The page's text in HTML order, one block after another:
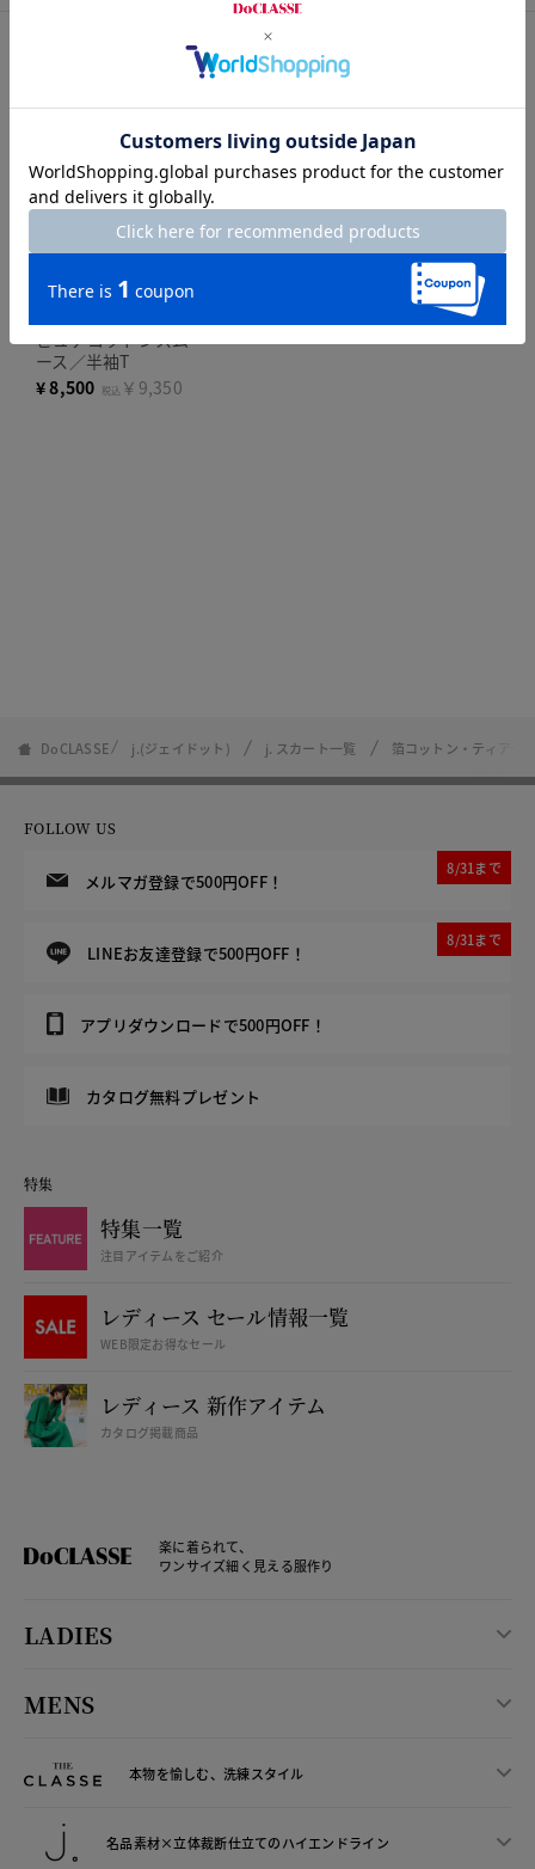
コーディネートITEM
ピュアコットンスム
ース／半袖T
¥8,500 税込 ￥9,350
DoCLASSE j.(ジェイドット) j. スカート一覧 箔コットン・ティアー
FOLLOW US
メルマガ登録で500円OFF！
8/31まで
LINEお友達登録で500円OFF！
8/31まで
アプリダウンロードで500円OFF！
カタログ無料プレゼント
特集
特集一覧
注目アイテムをご紹介
レディース セール情報一覧
WEB限定お得なセール
レディース 新作アイテム
カタログ掲載商品
楽に着られて、
ワンサイズ細く見える服作り
LADIES
MENS
本物を愉しむ、洗練スタイル
名品素材×立体裁断仕立てのハイエンドライン